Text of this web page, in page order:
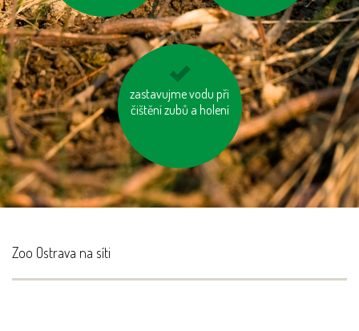
zastavujme vodu při
čištění zubů a holení
využívejme auto ve
více lidech
Zoo Ostrava na síti